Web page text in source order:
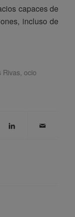
capaces de
incluso de
Rivas, ocio